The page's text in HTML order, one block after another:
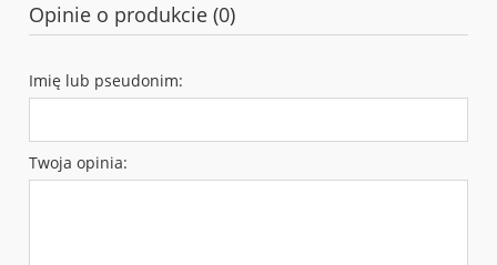
Opinie o produkcie (0)
Imię lub pseudonim:
Twoja opinia: